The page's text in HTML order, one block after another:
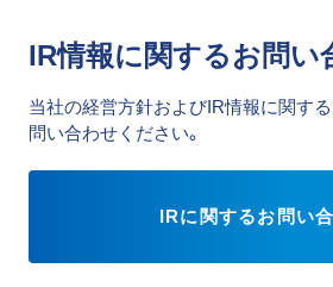
IR情報に関するお問い
当社の経営方針およびIR情報に関する
問い合わせください。
IRに関するお問い